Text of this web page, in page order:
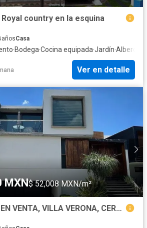
country en la esquina
Casa
·Bodega·Cocina equipada·Jardín·Alberca
Ver en detalle
MXN$ 52,008 MXN/m²
RESIDENCIA AAA EN VENTA, VILLA VERONA, CERCA DE ANDARES, DE 498M2